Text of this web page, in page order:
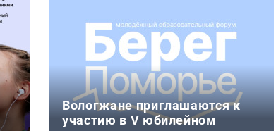
Вологжане приглашаются к
участию в V юбилейном